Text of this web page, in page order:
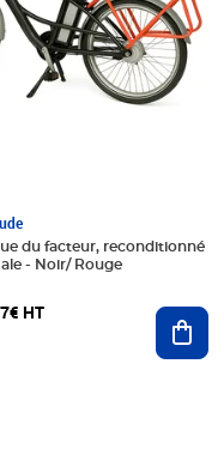
du facteur, reconditionné
- Noir/ Rouge
HT